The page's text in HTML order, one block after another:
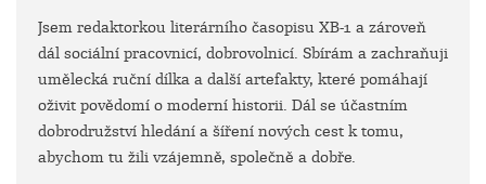
Jsem redaktorkou literárního časopisu XB-1 a zároveň
dál sociální pracovnicí, dobrovolnicí. Sbírám a zachraňuji
umělecká ruční dílka a další artefakty, které pomáhají
oživit povědomí o moderní historii. Dál se účastním
dobrodružství hledání a šíření nových cest k tomu,
abychom tu žili vzájemně, společně a dobře.